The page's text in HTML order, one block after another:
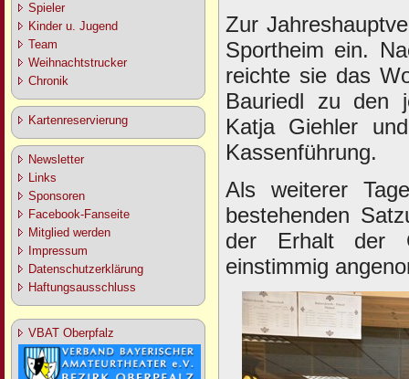
Spieler
Kinder u. Jugend
Team
Weihnachtstrucker
Chronik
Kartenreservierung
Newsletter
Links
Sponsoren
Facebook-Fanseite
Mitglied werden
Impressum
Datenschutzerklärung
Haftungsausschluss
VBAT Oberpfalz
Zur
Sportheim ein.
reichte sie das
Bauriedl zu den
Katja Giehler
Kassenführung.
Als weiterer
bestehenden
der Erhalt der
einstimmig